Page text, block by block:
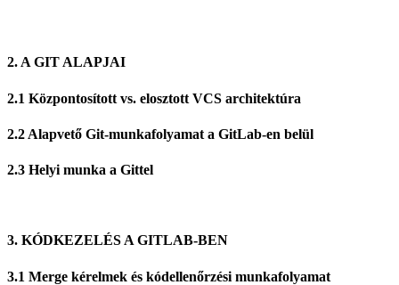
2. A GIT ALAPJAI
2.1 Központosított vs. elosztott VCS architektúra
2.2 Alapvető Git-munkafolyamat a GitLab-en belül
2.3 Helyi munka a Gittel
3. KÓDKEZELÉS A GITLAB-BEN
3.1 Merge kérelmek és kódellenőrzési munkafolyamat